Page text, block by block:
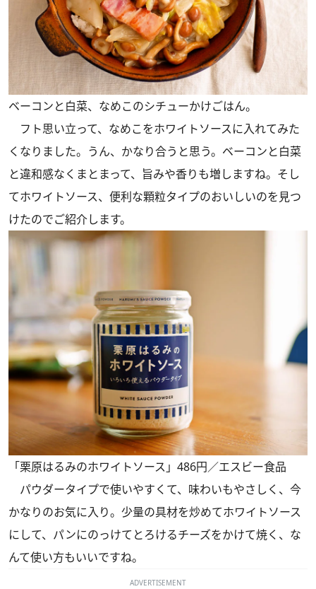
ベーコンと白菜、なめこのシチューかけごはん。
フト思い立って、なめこをホワイトソースに入れてみた
くなりました。うん、かなり合うと思う。ベーコンと白菜
と違和感なくまとまって、旨みや香りも増しますね。そし
てホワイトソース、便利な顆粒タイプのおいしいのを見つ
けたのでご紹介します。
「栗原はるみのホワイトソース」486円／エスビー食品
パウダータイプで使いやすくて、味わいもやさしく、今
かなりのお気に入り。少量の具材を炒めてホワイトソース
にして、パンにのっけてとろけるチーズをかけて焼く、な
んて使い方もいいですね。
ADVERTISEMENT